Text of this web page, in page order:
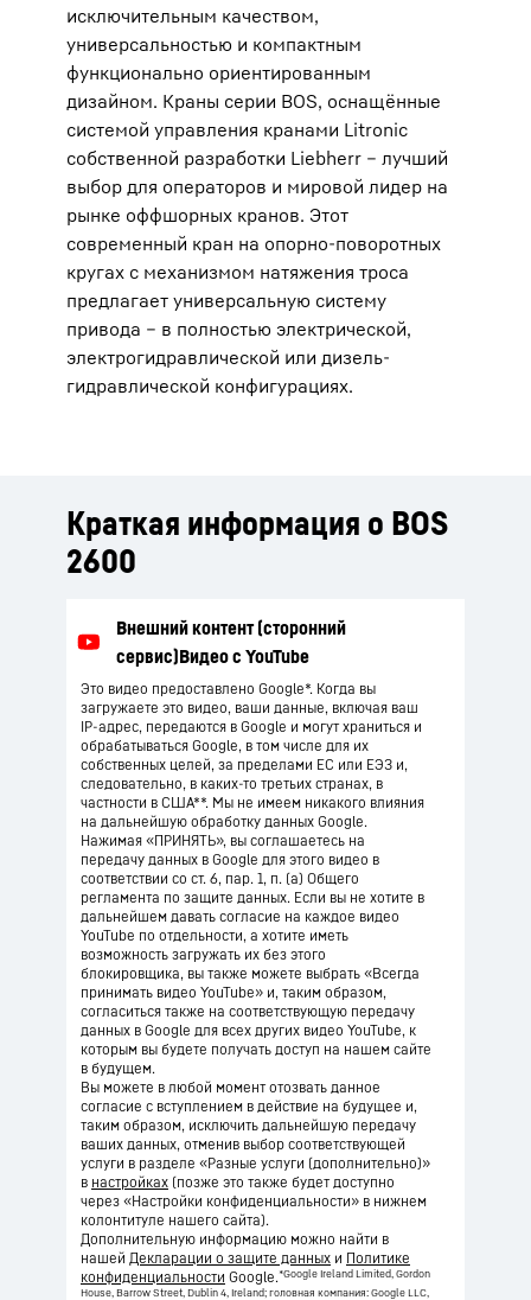
исключительным качеством,
универсальностью и компактным
функционально ориентированным
дизайном. Краны серии BOS, оснащённые
системой управления кранами Litronic
собственной разработки Liebherr – лучший
выбор для операторов и мировой лидер на
рынке оффшорных кранов. Этот
современный кран на опорно-поворотных
кругах с механизмом натяжения троса
предлагает универсальную систему
привода – в полностью электрической,
электрогидравлической или дизель-
гидравлической конфигурациях.
Краткая информация о BOS
2600
Это видео предоставлено Google*. Когда вы
загружаете это видео, ваши данные, включая ваш
IP-адрес, передаются в Google и могут храниться и
обрабатываться Google, в том числе для их
собственных целей, за пределами ЕС или ЕЭЗ и,
следовательно, в каких-то третьих странах, в
частности в США**. Мы не имеем никакого влияния
на дальнейшую обработку данных Google.
Нажимая «ПРИНЯТЬ», вы соглашаетесь на
передачу данных в Google для этого видео в
соответствии со ст. 6, пар. 1, п. (а) Общего
регламента по защите данных. Если вы не хотите в
дальнейшем давать согласие на каждое видео
YouTube по отдельности, а хотите иметь
возможность загружать их без этого
блокировщика, вы также можете выбрать «Всегда
принимать видео YouTube» и, таким образом,
согласиться также на соответствующую передачу
данных в Google для всех других видео YouTube, к
которым вы будете получать доступ на нашем сайте
в будущем.
Вы можете в любой момент отозвать данное
согласие с вступлением в действие на будущее и,
таким образом, исключить дальнейшую передачу
ваших данных, отменив выбор соответствующей
услуги в разделе «Разные услуги (дополнительно)»
в настройках (позже это также будет доступно
через «Настройки конфиденциальности» в нижнем
колонтитуле нашего сайта).
Дополнительную информацию можно найти в
нашей Декларации о защите данных и Политике
конфиденциальности Google.*Google Ireland Limited, Gordon
House, Barrow Street, Dublin 4, Ireland; головная компания: Google LLC,